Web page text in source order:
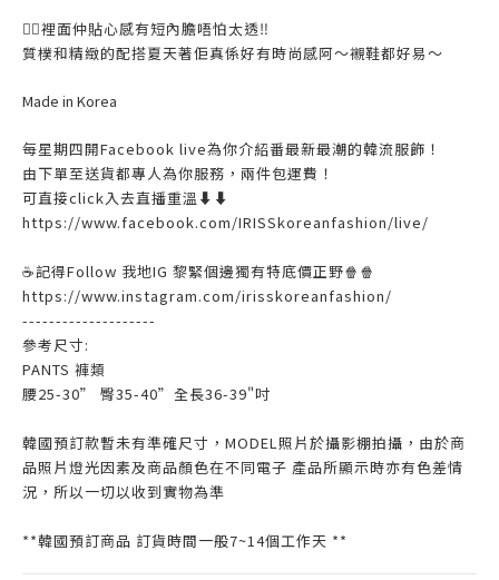
👉🏻裡面仲貼心感有短內膽唔怕太透‼️
質樸和精緻的配搭夏天著佢真係好有時尚感阿～襯鞋都好易～
Made in Korea
每星期四開Facebook live為你介紹番最新最潮的韓流服飾！
由下單至送貨都專人為你服務，兩件包運費！
可直接click入去直播重溫⬇⬇
https://www.facebook.com/IRISSkoreanfashion/live/
☕記得Follow 我地IG 黎緊個邊獨有特底價正野🍿🍿
https://www.instagram.com/irisskoreanfashion/
--------------------
參考尺寸:
PANTS 褲類
腰25-30” 臀35-40”全長36-39"吋
韓國預訂款暫未有準確尺寸，MODEL照片於攝影棚拍攝，由於商
品照片燈光因素及商品顏色在不同電子 產品所顯示時亦有色差情
況，所以一切以收到實物為準
**韓國預訂商品 訂貨時間一般7~14個工作天 **